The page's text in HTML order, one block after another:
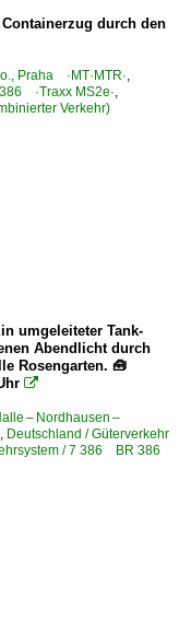
Containerzug durch den
Praha ·MT·MTR·,
·Traxx MS2e·,
Verkehr)
umgeleiteter Tank-
Abendlicht durch
Rosengarten. 🧰

– Nordhausen –
, Deutschland / Güterverkehr
/ 7 386 BR 386